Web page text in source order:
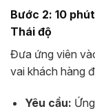
Bước 2: 10
Thái độ
Đưa ứng viên
vai khách hàng
Yêu cầu: